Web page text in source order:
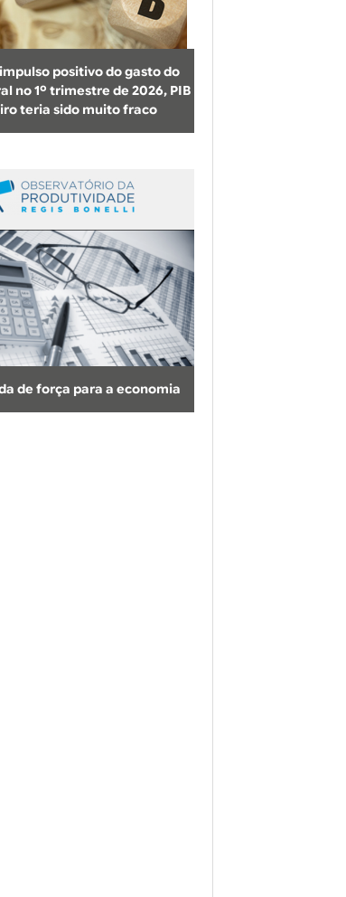
positivo do gasto do
no 1º trimestre de 2026, PIB
teria sido muito fraco
de força para a economia